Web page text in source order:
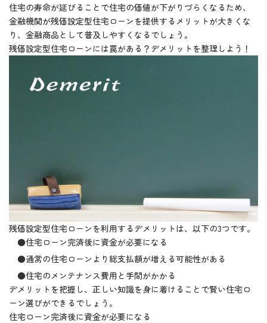
住宅の寿命が延びることで住宅の価値が下がりづらくなるため、
金融機関が残価設定型住宅ローンを提供するメリットが大きくな
り、金融商品として普及しやすくなるでしょう。
残価設定型住宅ローンには罠がある？デメリットを整理しよう！
残価設定型住宅ローンを利用するデメリットは、以下の3つです。
●住宅ローン完済後に資金が必要になる
●通常の住宅ローンより総支払額が増える可能性がある
●住宅のメンテナンス費用と手間がかかる
デメリットを把握し、正しい知識を身に着けることで賢い住宅ロ
ーン選びができるでしょう。
住宅ローン完済後に資金が必要になる